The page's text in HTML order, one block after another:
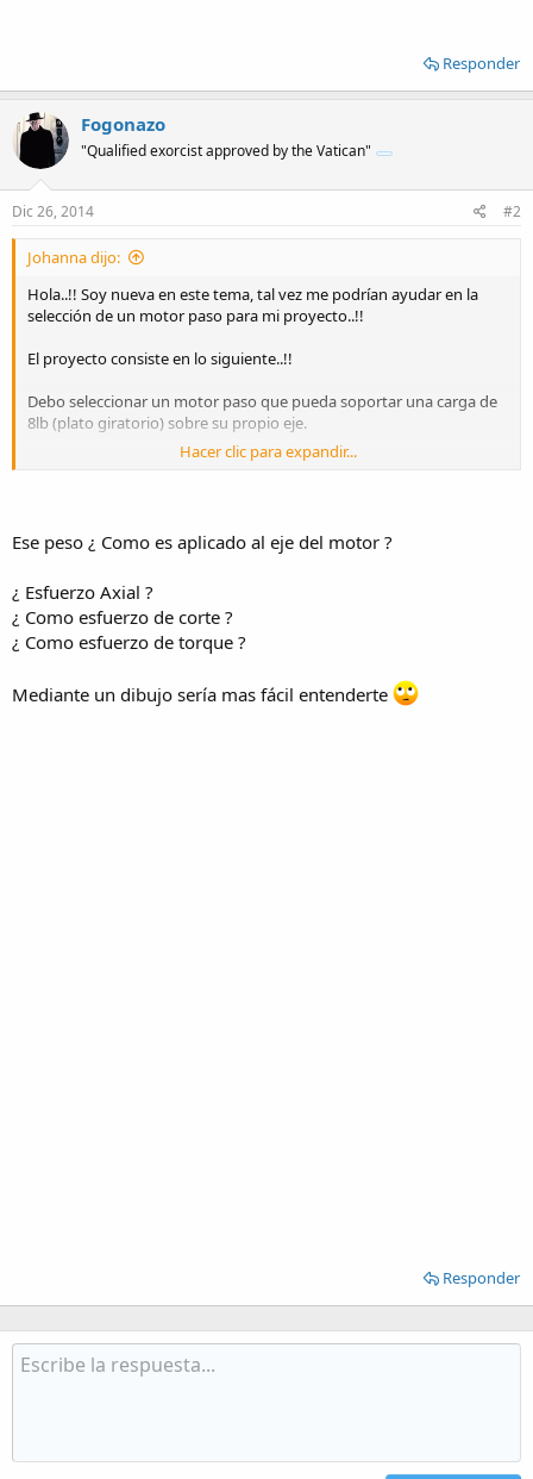
Responder
Fogonazo
"Qualified exorcist approved by the Vatican"
Dic 26, 2014 #2
Johanna dijo:
Hola..!! Soy nueva en este tema, tal vez me podrían ayudar en la
selección de un motor paso para mi proyecto..!!
El proyecto consiste en lo siguiente..!!
Debo seleccionar un motor paso que pueda soportar una carga de
8lb (plato giratorio) sobre su propio eje.
Hacer clic para expandir...
Ese peso ¿ Como es aplicado al eje del motor ?
¿ Esfuerzo Axial ?
¿ Como esfuerzo de corte ?
¿ Como esfuerzo de torque ?
Mediante un dibujo sería mas fácil entenderte
Responder